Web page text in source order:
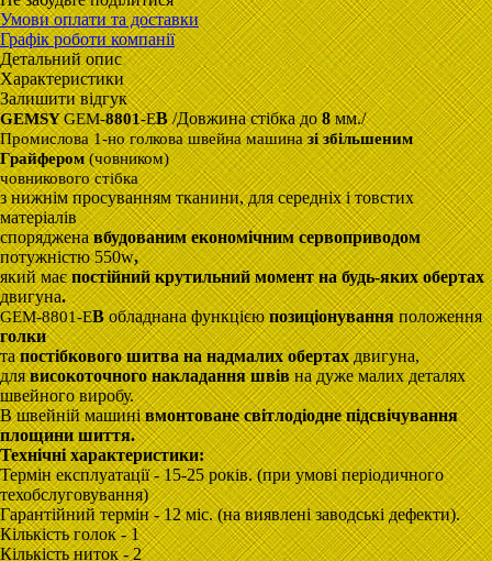
Умови оплати та доставки
Графік роботи компанії
Детальний опис
Характеристики
Залишити відгук
GEMSYGEM-8801-EB/Довжина стібка до8мм./
Промислова 1-но голкова швейна машиназі збільшеним
Грайфером(човником)
човникового стібка
з нижнім просуванням тканини, для середніх i товстих
матеріалів
спорядженавбудованим економічним сервоприводом
потужністю 550w,
який маєпостійнийкрутильний момент набудь-яких обертах
двигуна.
GEM-8801-EBобладнана функцієюпозиціонуванняположення
голки
тапостібкового шитвана надмалих обертахдвигуна,
длявисокоточногонакладанняшвівна дуже малих деталях
швейного виробу.
В швейній машинівмонтованесвітлодіодне підсвічування
площини шиття.
Технічні характеристики:
Термін експлуатації - 15-25 років. (при умові періодичного
техобслуговування)
Гарантійний термін - 12 міс. (на виявлені заводські дефекти).
Кількість голок - 1
Кількість ниток - 2